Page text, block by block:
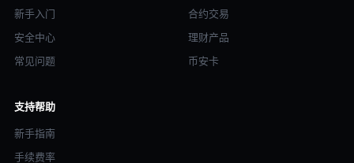
新手入门
安全中心
常见问题
合约交易
理财产品
币安卡
支持帮助
新手指南
手续费率